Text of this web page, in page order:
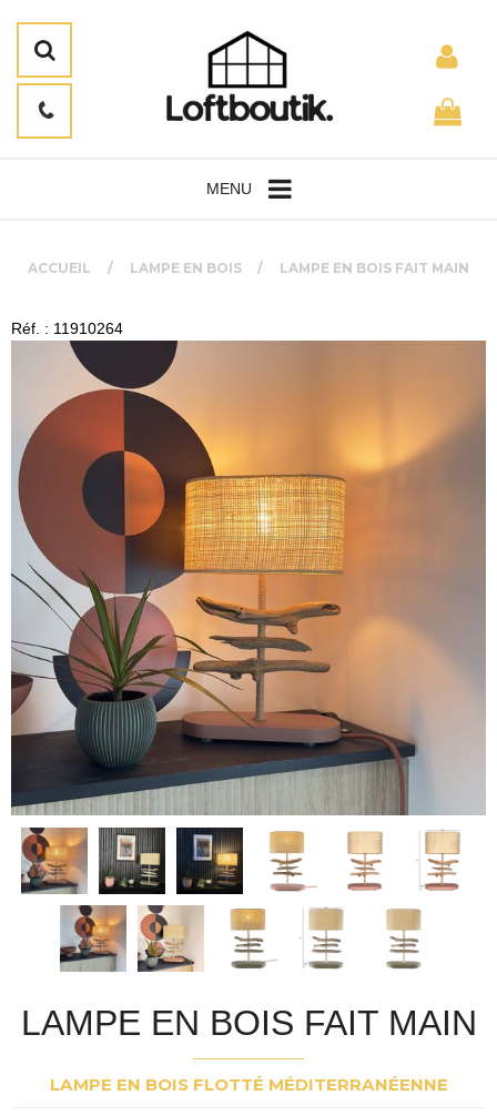
MENU
ACCUEIL LAMPE EN BOIS LAMPE EN BOIS FAIT MAIN
Réf. : 11910264
LAMPE EN BOIS FAIT MAIN
LAMPE EN BOIS FLOTTÉ MÉDITERRANÉENNE